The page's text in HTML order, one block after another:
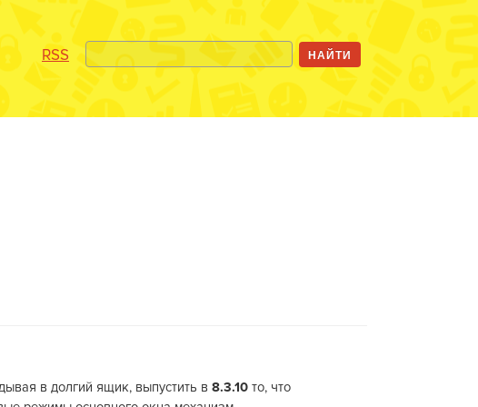
RSS
в долгий ящик, выпустить в 8.3.10 то, что